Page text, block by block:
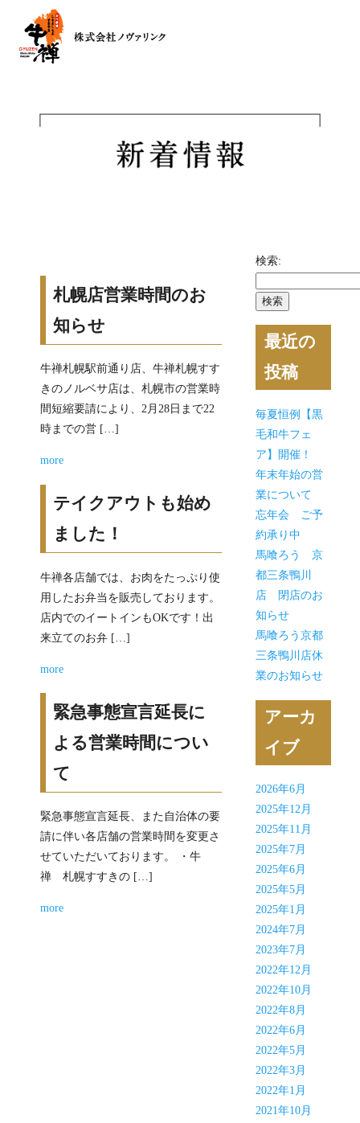
札幌店営業時間のお
知らせ
牛禅札幌駅前通り店、牛禅札幌すす
きのノルベサ店は、札幌市の営業時
間短縮要請により、2月28日まで22
時までの営 […]
more
テイクアウトも始め
ました！
牛禅各店舗では、お肉をたっぷり使
用したお弁当を販売しております。
店内でのイートインもOKです！出
来立てのお弁 […]
more
緊急事態宣言延長に
よる営業時間につい
て
緊急事態宣言延長、また自治体の要
請に伴い各店舗の営業時間を変更さ
せていただいております。 ・牛
禅 札幌すすきの […]
more
検索:
最近の
投稿
毎夏恒例【黒
毛和牛フェ
ア】開催！
年末年始の営
業について
忘年会 ご予
約承り中
馬喰ろう 京
都三条鴨川
店 閉店のお
知らせ
馬喰ろう京都
三条鴨川店休
業のお知らせ
アーカ
イブ
2026年6月
2025年12月
2025年11月
2025年7月
2025年6月
2025年5月
2025年1月
2024年7月
2023年7月
2022年12月
2022年10月
2022年8月
2022年6月
2022年5月
2022年3月
2022年1月
2021年10月